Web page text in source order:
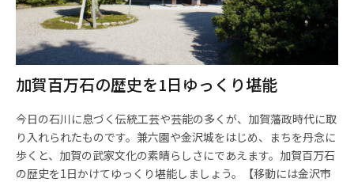
加賀百万石の歴史を1日ゆっくり堪能
今日の石川に息づく伝統工芸や芸能の多くが、加賀藩政時代に取
り入れられたものです。兼六園や金沢城をはじめ、まちを丹念に
歩くと、加賀の武家文化の素晴らしさにであえます。加賀百万石
の歴史を1日かけてゆっくり堪能しましょう。【移動には金沢市